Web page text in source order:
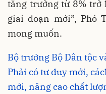
tăng trưởng từ 8% trở
giai đoạn mới”, Phó
mong muốn.
Bộ trưởng Bộ Dân tộc
Phải có tư duy mới,
mới, nâng cao chất